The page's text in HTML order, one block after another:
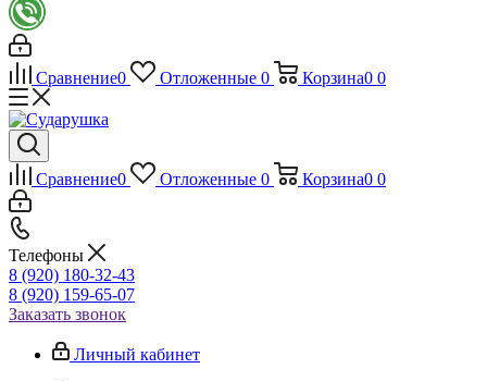
Сравнение0 Отложенные 0 Корзина0 0
Сравнение0 Отложенные 0 Корзина0 0
Телефоны
8 (920) 180-32-43
8 (920) 159-65-07
Заказать звонок
Личный кабинет